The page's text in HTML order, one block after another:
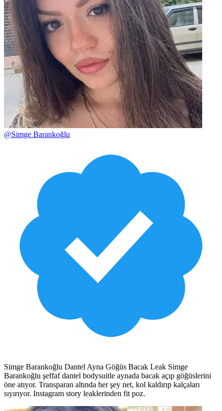
@Simge Barankoğlu
Simge Barankoğlu Dantel Ayna Göğüs Bacak Leak Simge
Barankoğlu şeffaf dantel bodysuitle aynada bacak açıp göğüslerini
öne atıyor. Transparan altında her şey net, kol kaldırıp kalçaları
sıyırıyor. Instagram story leaklerinden fit poz.